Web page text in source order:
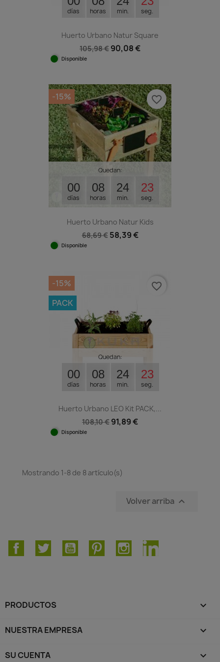
días horas min. seg.
Huerto Urbano Natur Square
105,98 € 90,08 €
Disponible
Quedan:
00
días
08
horas
24
min.
23
seg.
Huerto Urbano Natur Kids
68,69 € 58,39 €
Disponible
-15% favorite_border
Quedan:
00
días
08
horas
24
min.
23
seg.
Huerto Urbano LEO Kit PACK,...
108,10 € 91,89 €
Disponible
-15%
PACK
favorite_border
Mostrando 1-8 de 8 artículo(s)
Volver arriba 
FacebookTwitter YouTube PinterestInstagramLinkedIn
PRODUCTOS 
NUESTRA EMPRESA 
SU CUENTA 